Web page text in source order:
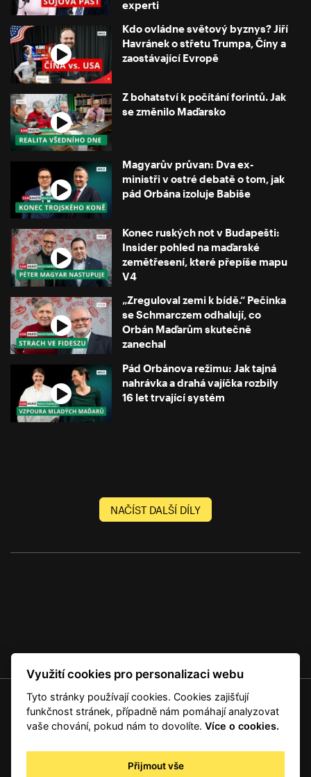
experti
Kdo ovládne světový byznys? Jiří
Havránek o střetu Trumpa, Číny a
zaostávající Evropě
Z bohatství k počítání forintů. Jak
se změnilo Maďarsko
Magyarův průvan: Dva ex-
ministři v ostré debatě o tom, jak
pád Orbána izoluje Babiše
Konec ruských not v Budapešti:
Insider pohled na maďarské
zemětřesení, které přepíše mapu
V4
„Zreguloval zemi k bídě.“ Pečinka
se Schmarczem odhalují, co
Orbán Maďarům skutečně
zanechal
Pád Orbánova režimu: Jak tajná
nahrávka a drahá vajíčka rozbily
16 let trvající systém
NAČÍST DALŠÍ DÍLY
© 2001 — 2026 Copyright CMI News a dodavatelé obsahu. |
Autorská práva
Zpracování osobních údajů - registrovaní a předplatitelé
Využití cookies pro personalizaci webu
Tyto stránky používají cookies. Cookies zajišťují
funkčnost stránek, případně nám pomáhají analyzovat
vaše chování, pokud nám to dovolíte.Více o cookies.
Přijmout vše